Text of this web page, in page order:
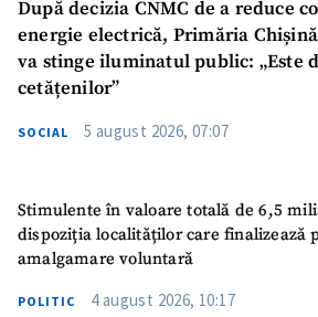
După decizia CNMC de a reduce
energie electrică, Primăria
va stinge iluminatul public: „Este
cetățenilor”
SOCIAL 5 august 2026, 07:07
Stimulente în valoare totală de 6,5
dispoziția localităților care finalizează
amalgamare voluntară
POLITIC 4 august 2026, 10:17